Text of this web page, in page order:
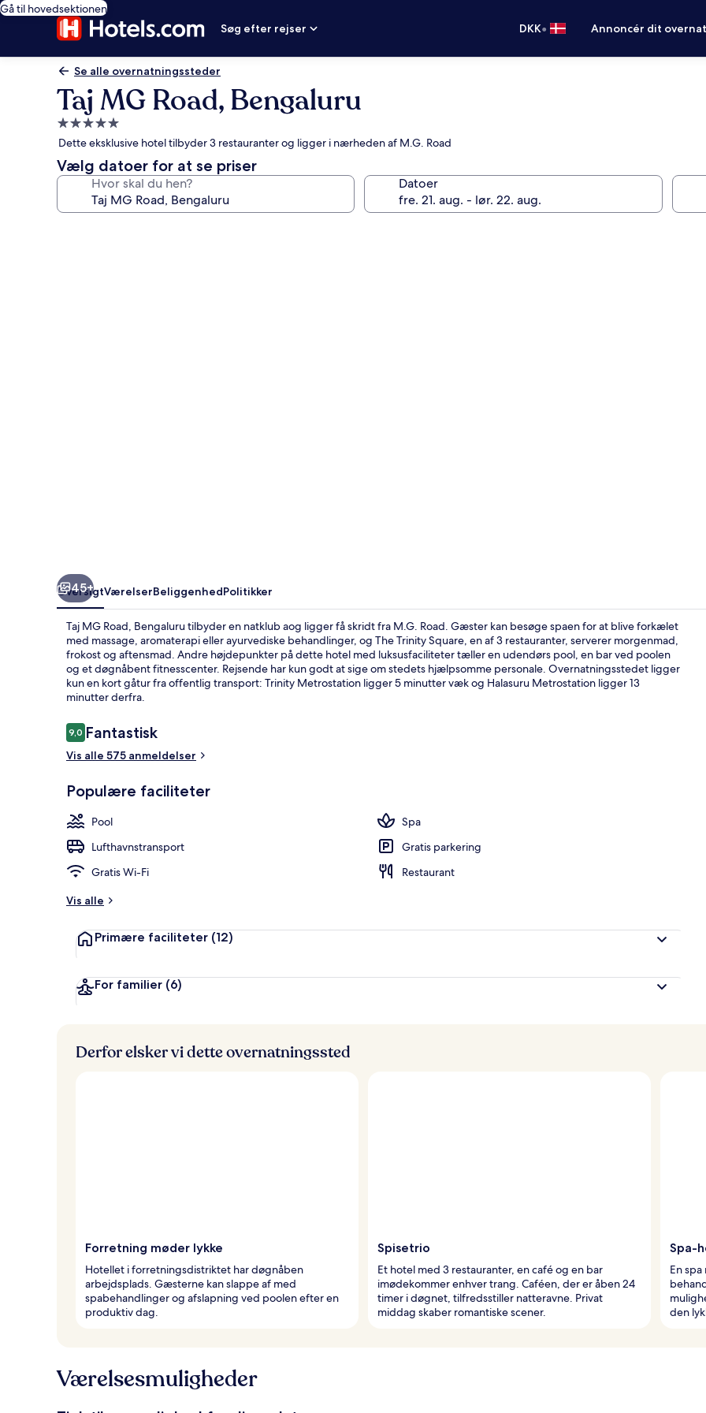
Gå til hovedsektionen
Søg efter rejser
DKK• Annoncér dit
Se alle overnatningssteder
Taj MG Road, Bengaluru
5.0-
stjernet
overnatningssted
Dette eksklusive hotel tilbyder 3 restauranter og ligger i nærheden af M.G. Road
Vælg datoer for at se priser
Hvor skal du hen? Datoer
Deluxe-
45+
OversigtVærelserBeliggenhedPolitikker
Taj MG Road, Bengaluru tilbyder en natklub aog ligger få skridt fra M.G. Road. Gæster kan besøge spaen for at blive forkælet
med massage, aromaterapi eller ayurvediske behandlinger, og The Trinity Square, en af 3 restauranter, serverer morgenmad,
frokost og aftensmad. Andre højdepunkter på dette hotel med luksusfaciliteter tæller en udendørs pool, en bar ved poolen
og et døgnåbent fitnesscenter. Rejsende har kun godt at sige om stedets hjælpsomme personale. Overnatningsstedet ligger
kun en kort gåtur fra offentlig transport: Trinity Metrostation ligger 5 minutter væk og Halasuru Metrostation ligger 13
minutter derfra.
Anmeldelser
9,09,0 ud af 10.
Fantastisk
Vis alle 575 anmeldelser
Populære faciliteter
Pool
Spa
Lufthavnstransport
Gratis parkering
Gratis Wi-Fi
Restaurant
Vis alle
Primære faciliteter (12)
For familier (6)
Derfor elsker vi dette overnatningssted
Forretning møder lykke
Hotellet i forretningsdistriktet har døgnåben
arbejdsplads. Gæsterne kan slappe af med
spabehandlinger og afslapning ved poolen efter en
produktiv dag.
Spisetrio
Et hotel med 3 restauranter, en café og en bar
imødekommer enhver trang. Caféen, der er åben 24
timer i døgnet, tilfredsstiller natteravne. Privat
middag skaber romantiske scener.
Spa-
En
den
Værelsesmuligheder